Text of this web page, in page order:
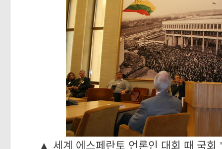
▲ 세계 에스페란토 언론인 대회 때 국회 '